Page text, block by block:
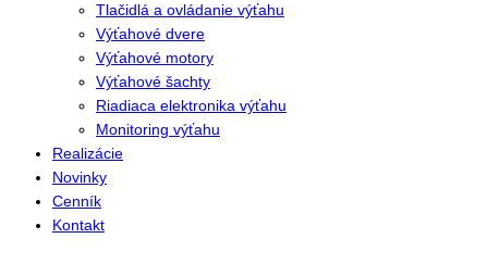
Tlačidlá a ovládanie výťahu
Výťahové dvere
Výťahové motory
Výťahové šachty
Riadiaca elektronika výťahu
Monitoring výťahu
Realizácie
Novinky
Cenník
Kontakt